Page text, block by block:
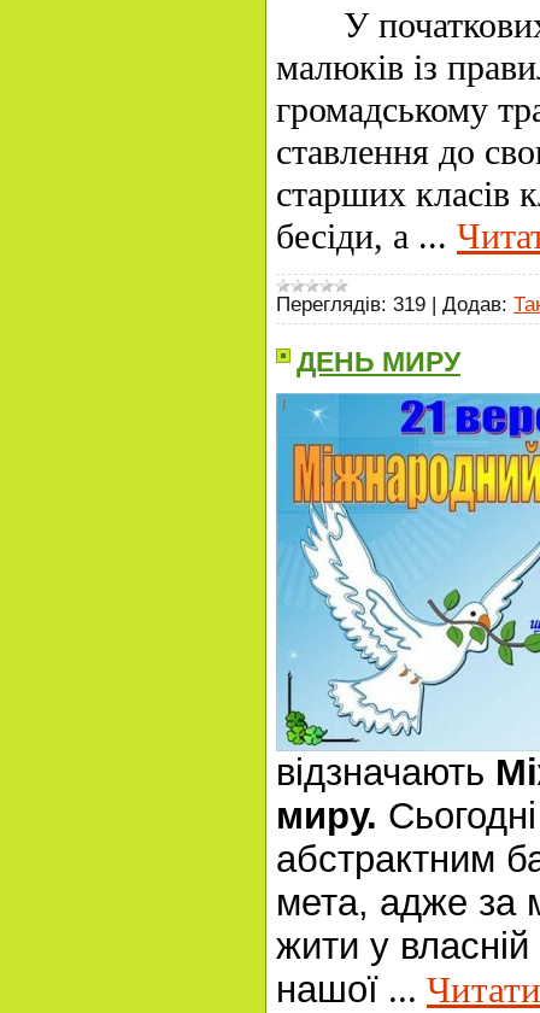
У початкових
малюків із
громадському
ставлення до
старших класів
бесіди, а ...
Переглядів: 319 | Додав:
ДЕНЬ МИРУ
відзначають
миру.
абстрактним
мета, адже за
жити у
нашої ...